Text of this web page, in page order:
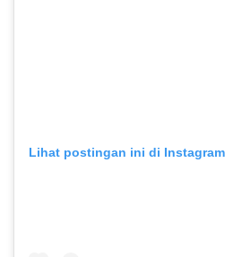
Lihat postingan ini di Instagram